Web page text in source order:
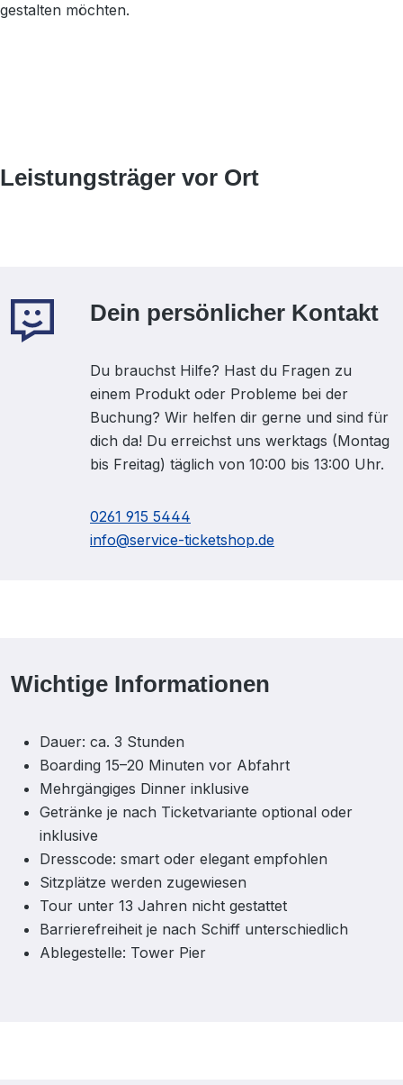
Dein persönlicher Kontakt
Du brauchst Hilfe? Hast du Fragen zu
einem Produkt oder Probleme bei der
Buchung? Wir helfen dir gerne und sind für
dich da! Du erreichst uns werktags (Montag
bis Freitag) täglich von 10:00 bis 13:00 Uhr.
0261 915 5444
info@service-ticketshop.de
Wichtige Informationen
Dauer: ca. 3 Stunden
Boarding 15–20 Minuten vor Abfahrt
Mehrgängiges Dinner inklusive
Getränke je nach Ticketvariante optional oder
inklusive
Dresscode: smart oder elegant empfohlen
Sitzplätze werden zugewiesen
Tour unter 13 Jahren nicht gestattet
Barrierefreiheit je nach Schiff unterschiedlich
Ablegestelle: Tower Pier
gestalten möchten.
Leistungsträger vor Ort